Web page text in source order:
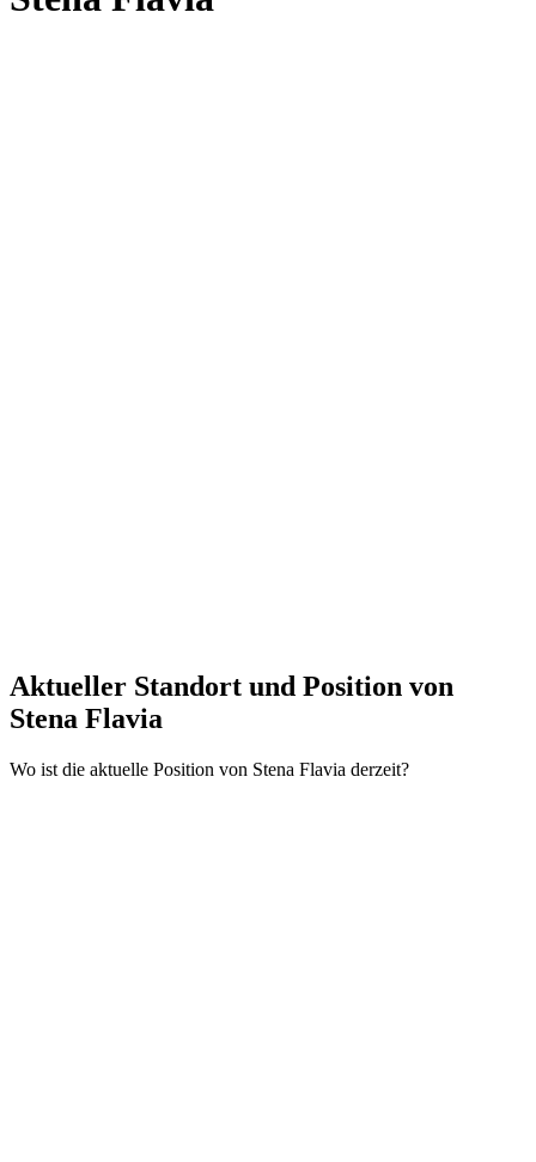
Aktueller Standort und Position von
Stena Flavia
Wo ist die aktuelle Position von Stena Flavia derzeit?